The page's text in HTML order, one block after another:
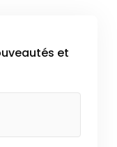
et